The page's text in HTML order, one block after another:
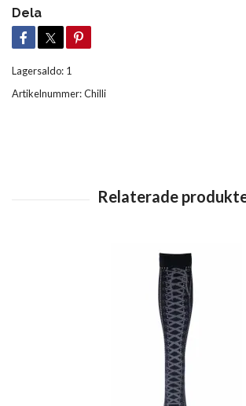
Dela
Lagersaldo: 1
Artikelnummer:Chilli